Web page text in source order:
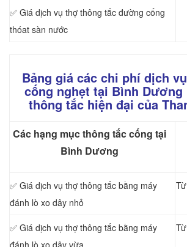
✅ Giá dịch vụ thợ thông tắc đường cống
thóat sàn nước
Bảng giá các chi phí dịch
cống nghẹt tại Bình Dương
thông tắc hiện đại của
Các hạng mục thông tắc cống tại
Bình Dương
✅ Giá dịch vụ thợ thông tắc bằng máy
đánh lò xo dây nhỏ
✅ Giá dịch vụ thợ thông tắc bằng máy
đánh lò xo dây vừa